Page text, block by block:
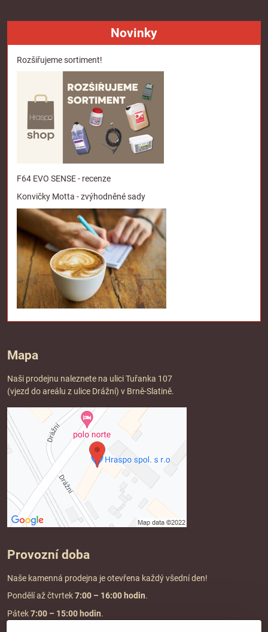
Novinky
Rozšiřujeme sortiment!
F64 EVO SENSE - recenze
Konvičky Motta - zvýhodněné sady
Mapa
Naši prodejnu naleznete na ulici Tuřanka 107
(vjezd do areálu z ulice Drážní) v Brně-Slatině.
Provozní doba
Naše kamenná prodejna je otevřena každý všední den!
Pondělí až čtvrtek7:00 – 16:00 hodin.
Pátek7:00 – 15:00 hodin.